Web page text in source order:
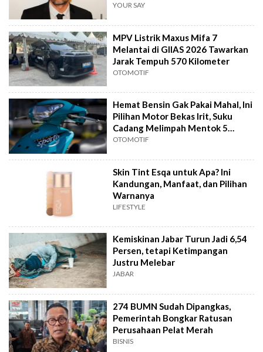
YOUR SAY
MPV Listrik Maxus Mifa 7
Melantai di GIIAS 2026 Tawarkan
Jarak Tempuh 570 Kilometer
OTOMOTIF
Hemat Bensin Gak Pakai Mahal, Ini
Pilihan Motor Bekas Irit, Suku
Cadang Melimpah Mentok 5
Jutaan
OTOMOTIF
Skin Tint Esqa untuk Apa? Ini
Kandungan, Manfaat, dan Pilihan
Warnanya
LIFESTYLE
Kemiskinan Jabar Turun Jadi 6,54
Persen, tetapi Ketimpangan
Justru Melebar
JABAR
274 BUMN Sudah Dipangkas,
Pemerintah Bongkar Ratusan
Perusahaan Pelat Merah
BISNIS